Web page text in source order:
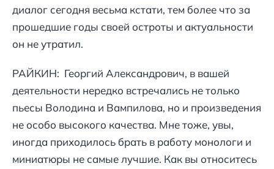
диалог сегодня весьма кстати, тем более что за
прошедшие годы своей остроты и актуальности
он не утратил.
РАЙКИН: Георгий Александрович, в вашей
деятельности нередко встречались не только
пьесы Володина и Вампилова, но и произведения
не особо высокого качества. Мне тоже, увы,
иногда приходилось брать в работу монологи и
миниатюры не самые лучшие. Как вы относитесь